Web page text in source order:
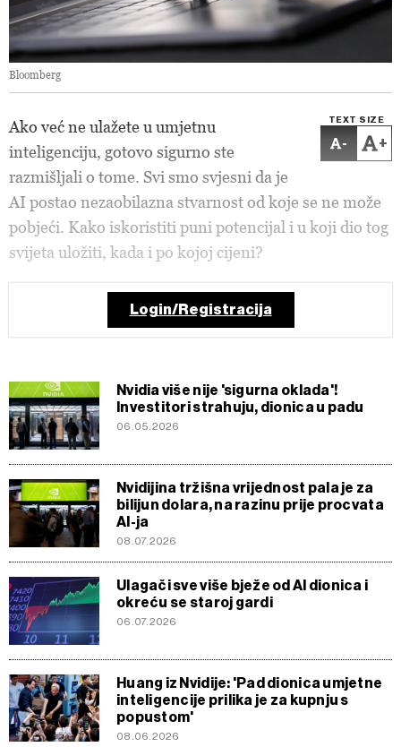
Bloomberg
TEXT SIZE
- +
Ako već ne ulažete u umjetnu
inteligenciju, gotovo sigurno ste
razmišljali o tome. Svi smo svjesni da je
AI postao nezaobilazna stvarnost od koje se ne može
pobjeći. Kako iskoristiti puni potencijal i u koji dio tog
svijeta uložiti, kada i po kojoj cijeni?
Login/Registracija
Nvidia više nije 'sigurna oklada'!
Investitori strahuju, dionica u padu
06.05.2026
Nvidijina tržišna vrijednost pala je za
bilijun dolara, na razinu prije procvata
AI-ja
08.07.2026
Ulagači sve više bježe od AI dionica i
okreću se staroj gardi
06.07.2026
Huang iz Nvidije: 'Pad dionica umjetne
inteligencije prilika je za kupnju s
popustom'
08.06.2026